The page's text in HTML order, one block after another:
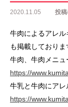
2020.11.05 投稿
牛肉によるアレ
も掲載しておりま
牛肉、牛肉メニ
https://
牛乳と牛肉にア
https://